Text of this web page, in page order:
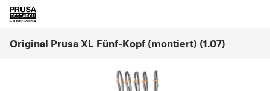
Original Prusa XL Fünf-Kopf (montiert) (1.07)